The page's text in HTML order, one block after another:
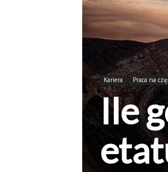
Kariera Praca na
Ile